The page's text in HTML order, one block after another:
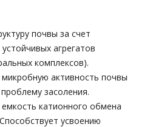
почвы за счет
агрегатов
комплексов).
активность почвы
засоления.
катионного обмена
усвоению